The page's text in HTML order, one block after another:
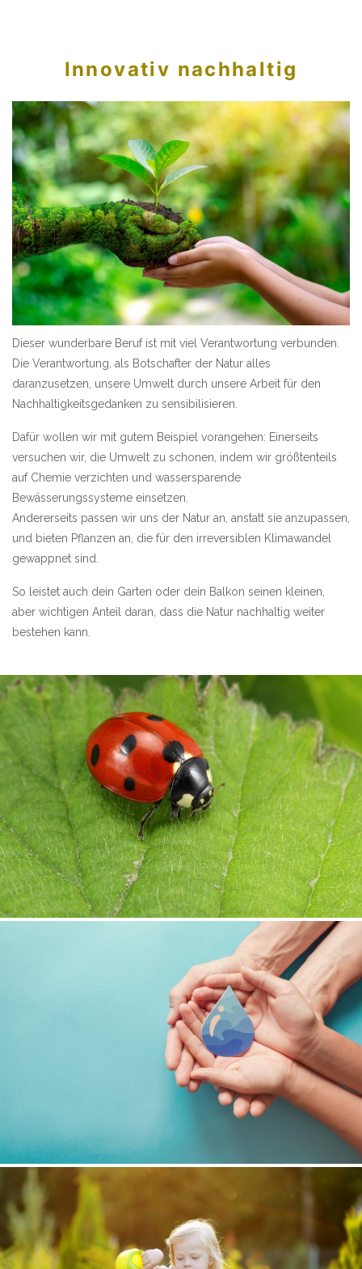
Innovativ nachhaltig
Dieser wunderbare Beruf ist mit viel Verantwortung verbunden.
Die Verantwortung, als Botschafter der Natur alles
daranzusetzen, unsere Umwelt durch unsere Arbeit für den
Nachhaltigkeitsgedanken zu sensibilisieren.
Dafür wollen wir mit gutem Beispiel vorangehen: Einerseits
versuchen wir, die Umwelt zu schonen, indem wir größtenteils
auf Chemie verzichten und wassersparende
Bewässerungssysteme einsetzen.
Andererseits passen wir uns der Natur an, anstatt sie anzupassen,
und bieten Pflanzen an, die für den irreversiblen Klimawandel
gewappnet sind.
So leistet auch dein Garten oder dein Balkon seinen kleinen,
aber wichtigen Anteil daran, dass die Natur nachhaltig weiter
bestehen kann.